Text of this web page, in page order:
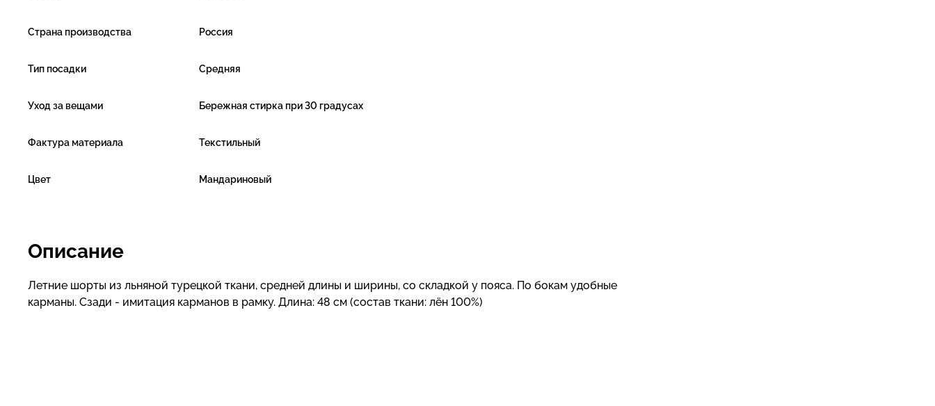
Страна производства Россия
Тип посадки Средняя
Уход за вещами Бережная стирка при 30 градусах
Фактура материала Текстильный
Цвет Мандариновый
Описание
Летние шорты из льняной турецкой ткани, средней длины и ширины, со складкой у пояса. По бокам удобные
карманы. Сзади - имитация карманов в рамку. Длина: 48 см (состав ткани: лён 100%)